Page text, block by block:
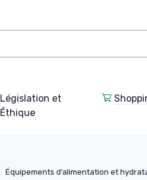
Législation et
Éthique
Équipements d’alimentation et